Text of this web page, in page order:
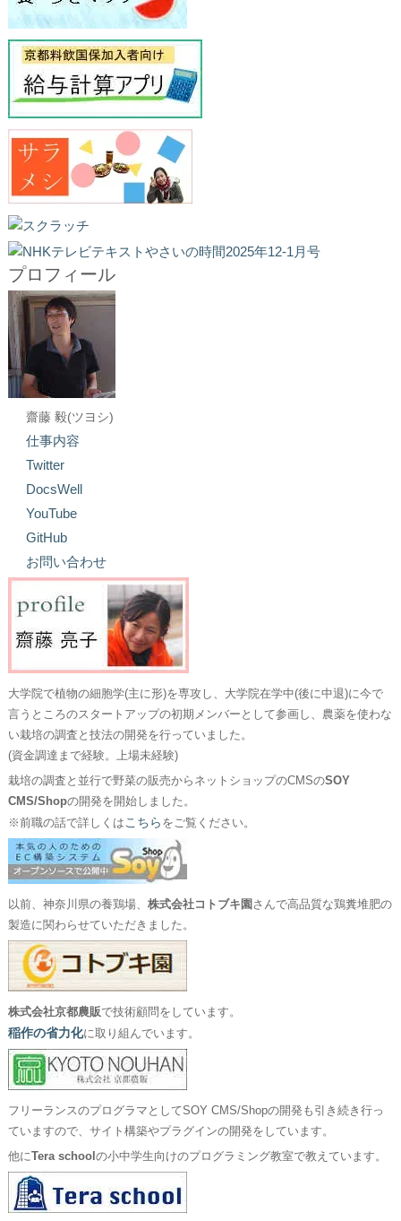
プロフィール
齋藤 毅(ツヨシ)
仕事内容
Twitter
DocsWell
YouTube
GitHub
お問い合わせ
大学院で植物の細胞学(主に形)を専攻し、大学院在学中(後に中退)に今で
言うところのスタートアップの初期メンバーとして参画し、農薬を使わな
い栽培の調査と技法の開発を行っていました。
(資金調達まで経験。上場未経験)
栽培の調査と並行で野菜の販売からネットショップのCMSのSOY
CMS/Shopの開発を開始しました。
※前職の話で詳しくは こちら をご覧ください。
以前、神奈川県の養鶏場、 株式会社コトブキ園 さんで高品質な鶏糞堆肥の
製造に関わらせていただきました。
株式会社京都農販で技術顧問をしています。
稲作の省力化に取り組んでいます。
フリーランスのプログラマとしてSOY CMS/Shopの開発も引き続き行っ
ていますので、サイト構築やプラグインの開発をしています。
他にTera school の小中学生向けのプログラミング教室で教えています。